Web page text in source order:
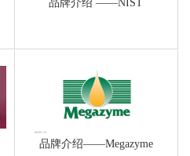
品牌介绍 ——NIST
品牌介绍——Megazyme